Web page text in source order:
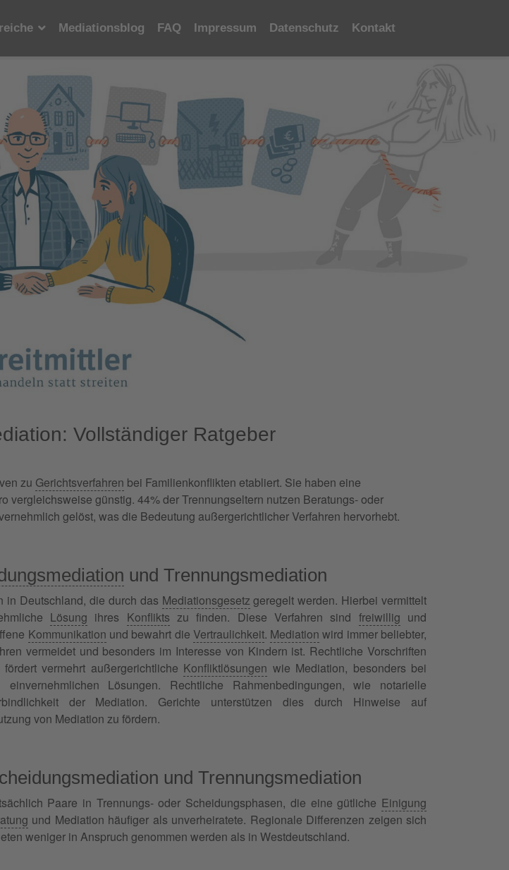
Mediationsblog FAQ Impressum Datenschutz Kontakt
Vollständiger Ratgeber
zu Gerichtsverfahren bei Familienkonflikten etabliert. Sie haben eine
vergleichsweise günstig. 44% der Trennungseltern nutzen Beratungs- oder
gelöst, was die Bedeutung außergerichtlicher Verfahren hervorhebt.
und Trennungsmediation
in Deutschland, die durch das Mediationsgesetz geregelt werden. Hierbei vermittelt
Lösung ihres Konflikts zu finden. Diese Verfahren sind freiwillig und
Kommunikation und bewahrt die Vertraulichkeit. Mediation wird immer beliebter,
vermeidet und besonders im Interesse von Kindern ist. Rechtliche Vorschriften
vermehrt außergerichtliche Konfliktlösungen wie Mediation, besonders bei
Lösungen. Rechtliche Rahmenbedingungen, wie notarielle
der Mediation. Gerichte unterstützen dies durch Hinweise auf
von Mediation zu fördern.
und Trennungsmediation
Paare in Trennungs- oder Scheidungsphasen, die eine gütliche Einigung
und Mediation häufiger als unverheiratete. Regionale Differenzen zeigen sich
weniger in Anspruch genommen werden als in Westdeutschland.